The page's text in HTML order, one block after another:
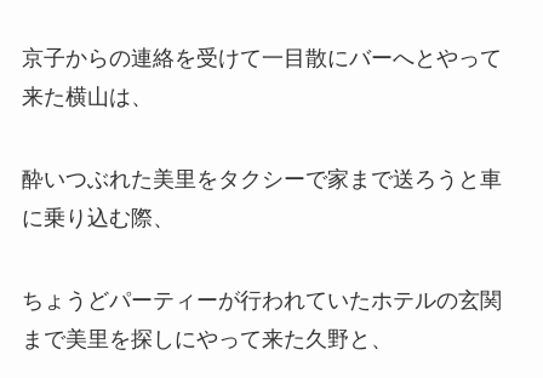
京子からの連絡を受けて一目散にバーへとやって
来た横山は、
酔いつぶれた美里をタクシーで家まで送ろうと車
に乗り込む際、
ちょうどパーティーが行われていたホテルの玄関
まで美里を探しにやって来た久野と、